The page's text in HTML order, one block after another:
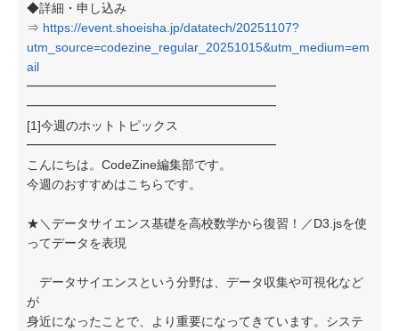
◆詳細・申し込み
⇒ https://event.shoeisha.jp/datatech/20251107?
utm_source=codezine_regular_20251015&utm_medium=em
ail
━━━━━━━━━━━━━━━━━━━━
━━━━━━━━━━━━━━━━━━━━
[1]今週のホットトピックス
━━━━━━━━━━━━━━━━━━━━
こんにちは。CodeZine編集部です。
今週のおすすめはこちらです。
★＼データサイエンス基礎を高校数学から復習！／D3.jsを使
ってデータを表現
データサイエンスという分野は、データ収集や可視化など
が
身近になったことで、より重要になってきています。システ